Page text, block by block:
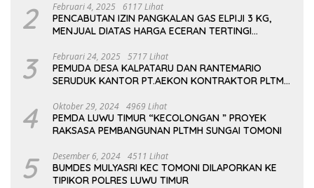
2 Februari 4, 2025 6117 Lihat
PENCABUTAN IZIN PANGKALAN GAS ELPIJI 3 KG,
MENJUAL DIATAS HARGA ECERAN TERTINGI
3 Februari 24, 2025 5717 Lihat
PEMUDA DESA KALPATARU DAN RANTEMARIO
SERUDUK KANTOR PT.AEKON KONTRAKTOR PLTMH
4 Oktober 29, 2024 4969 Lihat
PEMDA LUWU TIMUR “KECOLONGAN ” PROYEK
RAKSASA PEMBANGUNAN PLTMH SUNGAI TOMONI
5 Desember 6, 2024 4511 Lihat
BUMDES MULYASRI KEC TOMONI DILAPORKAN KE
TIPIKOR POLRES LUWU TIMUR